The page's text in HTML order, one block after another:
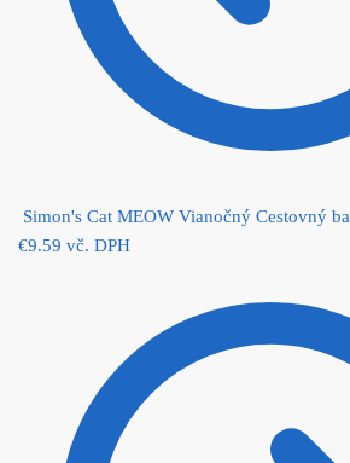
Simon's Cat MEOW Vianočný Cestovný
€9.59 vč. DPH